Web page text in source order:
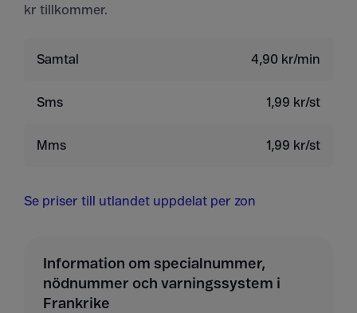
kr tillkommer.
Samtal 4,90 kr/min
Sms 1,99 kr/st
Mms 1,99 kr/st
Se priser till utlandet uppdelat per zon
Information om specialnummer,
nödnummer och varningssystem i
Frankrike